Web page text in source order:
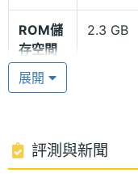
用性和抗腐蝕性能
損，通過 15 項
種極端環境條件也
級及室內外自由潛
雙頻六星定位系統
ROM儲
存空間
2.3 GB
電池容
單機使
用時間
25 day
展開
評測與新聞